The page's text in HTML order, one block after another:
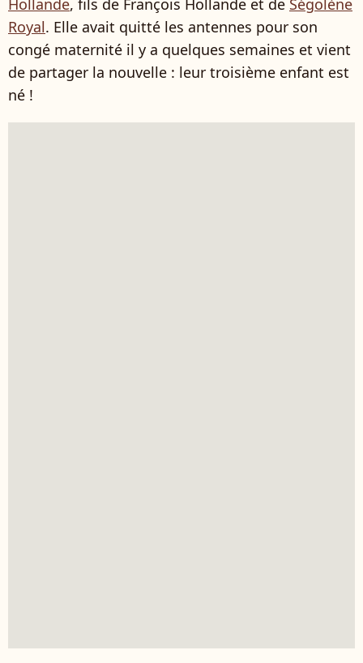
Hollande, fils de François Hollande et de Ségolène
Royal. Elle avait quitté les antennes pour son
congé maternité il y a quelques semaines et vient
de partager la nouvelle : leur troisième enfant est
né !